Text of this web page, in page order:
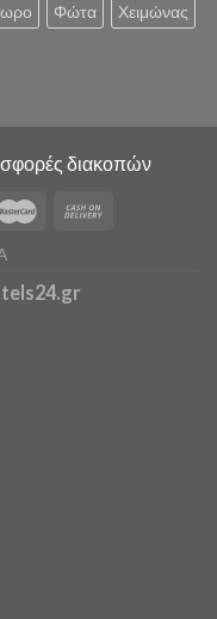
Φώτα Χειμώνας
διακοπών